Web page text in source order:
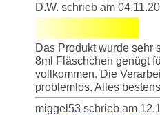
D.W. schrieb am
Das Produkt wurde sehr
8ml Fläschchen genügt
vollkommen. Die
problemlos. Alles
miggel53 schrieb am